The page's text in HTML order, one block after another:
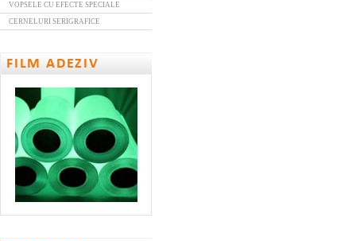
VOPSELE CU EFECTE SPECIALE
CERNELURI SERIGRAFICE
FILM ADEZIV